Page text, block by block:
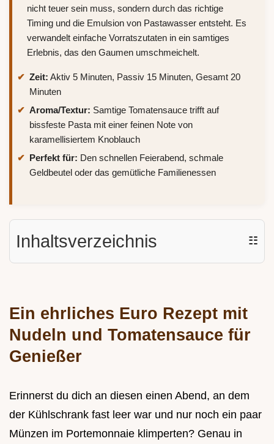
nicht teuer sein muss, sondern durch das richtige
Timing und die Emulsion von Pastawasser entsteht. Es
verwandelt einfache Vorratszutaten in ein samtiges
Erlebnis, das den Gaumen umschmeichelt.
Zeit: Aktiv 5 Minuten, Passiv 15 Minuten, Gesamt 20
Minuten
Aroma/Textur: Samtige Tomatensauce trifft auf
bissfeste Pasta mit einer feinen Note von
karamellisiertem Knoblauch
Perfekt für: Den schnellen Feierabend, schmale
Geldbeutel oder das gemütliche Familienessen
Inhaltsverzeichnis ☷
Ein ehrliches Euro Rezept mit
Nudeln und Tomatensauce für
Genießer
Erinnerst du dich an diesen einen Abend, an dem
der Kühlschrank fast leer war und nur noch ein paar
Münzen im Portemonnaie klimperten? Genau in